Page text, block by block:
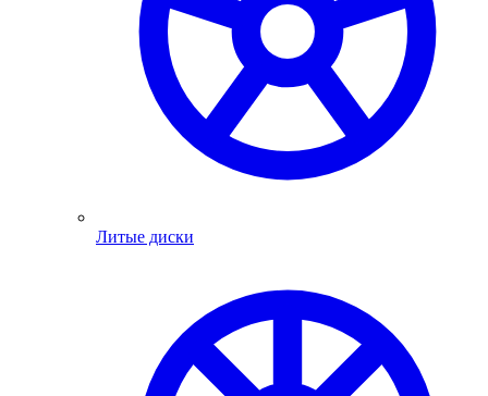
Литые диски